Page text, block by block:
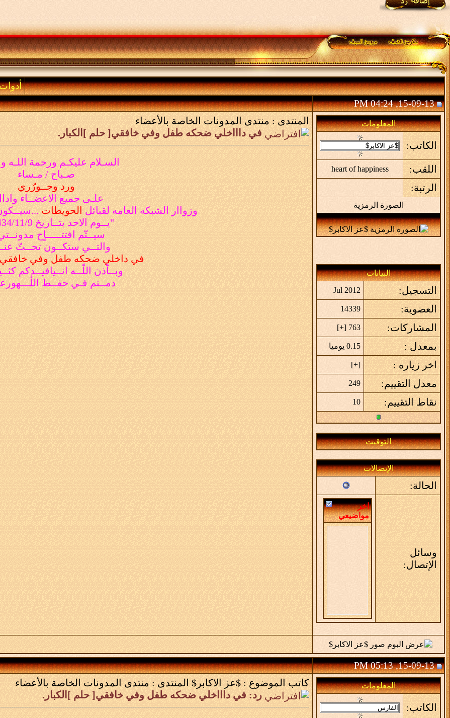
15-09-13, 04:24 PM
المعلومات
الكاتب:
اللقب: heart of happiness
الرتبة:
الصورة الرمزية
البيانات
التسجيل: Jul 2012
العضوية: 14339
المشاركات: 763 [
+
]
بمعدل : 0.15 يوميا
اخر زياره : [
+
]
معدل التقييم: 249
نقاط التقييم: 10
التوقيت
الإتصالات
الحالة:
وسائل
الإتصال:
اخر
مواضيعي
المنتدى : منتدى المدونات الخاصة بالأعضاء
في داااخلي ضحكه طفل وفي خافقي[ حلم ]الكبار.
السـلام عليكـم ورحمة اللـه
صـباح / مـساء
ورد وجــورّري
علـى جميع الاعضــاء
وزواار الشبكه العامه لقبائل الحويطات ...
"يــوم الاحد بتــاريخ 1434/11/9هـ
سيــتّم افتتـــــاٍح
والتــي ستكــون تحــتّ
في داخلي ضحكه طفل وفي خافقي
وبــاّذن اللّــه انــيافيــدكم
دمــتم فـي حفــظ اللٌـــه
15-09-13, 05:13 PM
المعلومات
الكاتب:
كاتب الموضوع : $عز الاكابر$ المنتدى : منتدى المدونات الخاصة بالأعضاء
رد: في داااخلي ضحكه طفل وفي خافقي[ حلم ]الكبار.